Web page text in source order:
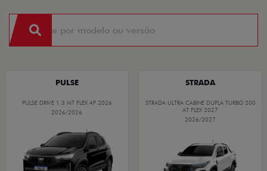
PULSE
PULSE DRIVE 1.3 MT FLEX 4P 2026
2026/2026
STRADA
STRADA ULTRA CABINE DUPLA TURBO 200
AT FLEX 2027
2026/2027